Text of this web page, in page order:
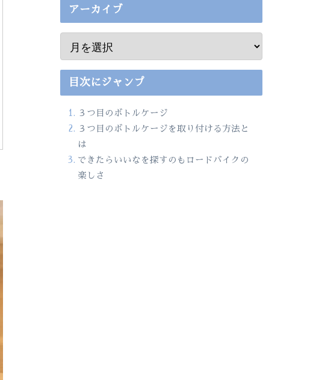
アーカイブ
目次にジャンプ
３つ目のボトルケージ
３つ目のボトルケージを取り付ける方法と
は
できたらいいなを探すのもロードバイクの
楽しさ